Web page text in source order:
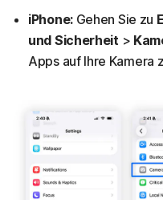
iPhone:Gehen Sie zu
und Sicherheit >
Apps auf Ihre Kamera